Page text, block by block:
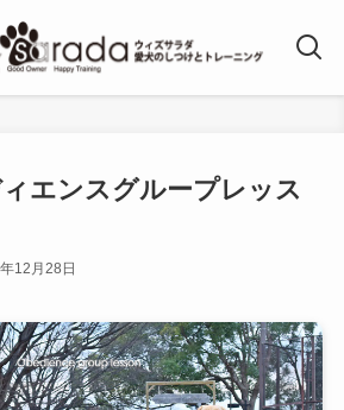
エンスグループレッス
12月28日